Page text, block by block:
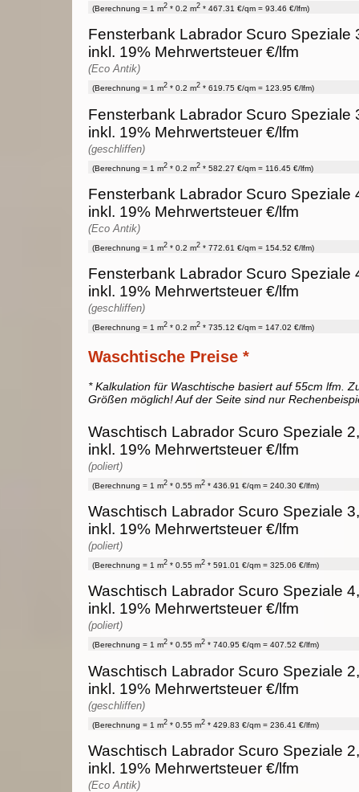
(Berechnung = 1 m2 * 0.2 m2 * 467.31 €/qm = 93.46 €/lfm)
Fensterbank Labrador Scuro Speziale
inkl. 19% Mehrwertsteuer €/lfm
(Eco Antik)
(Berechnung = 1 m2 * 0.2 m2 * 619.75 €/qm = 123.95 €/lfm)
Fensterbank Labrador Scuro Speziale
inkl. 19% Mehrwertsteuer €/lfm
(geschliffen)
(Berechnung = 1 m2 * 0.2 m2 * 582.27 €/qm = 116.45 €/lfm)
Fensterbank Labrador Scuro Speziale
inkl. 19% Mehrwertsteuer €/lfm
(Eco Antik)
(Berechnung = 1 m2 * 0.2 m2 * 772.61 €/qm = 154.52 €/lfm)
Fensterbank Labrador Scuro Speziale
inkl. 19% Mehrwertsteuer €/lfm
(geschliffen)
(Berechnung = 1 m2 * 0.2 m2 * 735.12 €/qm = 147.02 €/lfm)
Waschtische Preise *
* Kalkulation für Waschtische basiert auf 55cm lfm.
Größen möglich! Auf der Seite sind nur
Waschtisch Labrador Scuro Speziale
inkl. 19% Mehrwertsteuer €/lfm
(poliert)
(Berechnung = 1 m2 * 0.55 m2 * 436.91 €/qm = 240.30 €/lfm)
Waschtisch Labrador Scuro Speziale
inkl. 19% Mehrwertsteuer €/lfm
(poliert)
(Berechnung = 1 m2 * 0.55 m2 * 591.01 €/qm = 325.06 €/lfm)
Waschtisch Labrador Scuro Speziale
inkl. 19% Mehrwertsteuer €/lfm
(poliert)
(Berechnung = 1 m2 * 0.55 m2 * 740.95 €/qm = 407.52 €/lfm)
Waschtisch Labrador Scuro Speziale
inkl. 19% Mehrwertsteuer €/lfm
(geschliffen)
(Berechnung = 1 m2 * 0.55 m2 * 429.83 €/qm = 236.41 €/lfm)
Waschtisch Labrador Scuro Speziale
inkl. 19% Mehrwertsteuer €/lfm
(Eco Antik)